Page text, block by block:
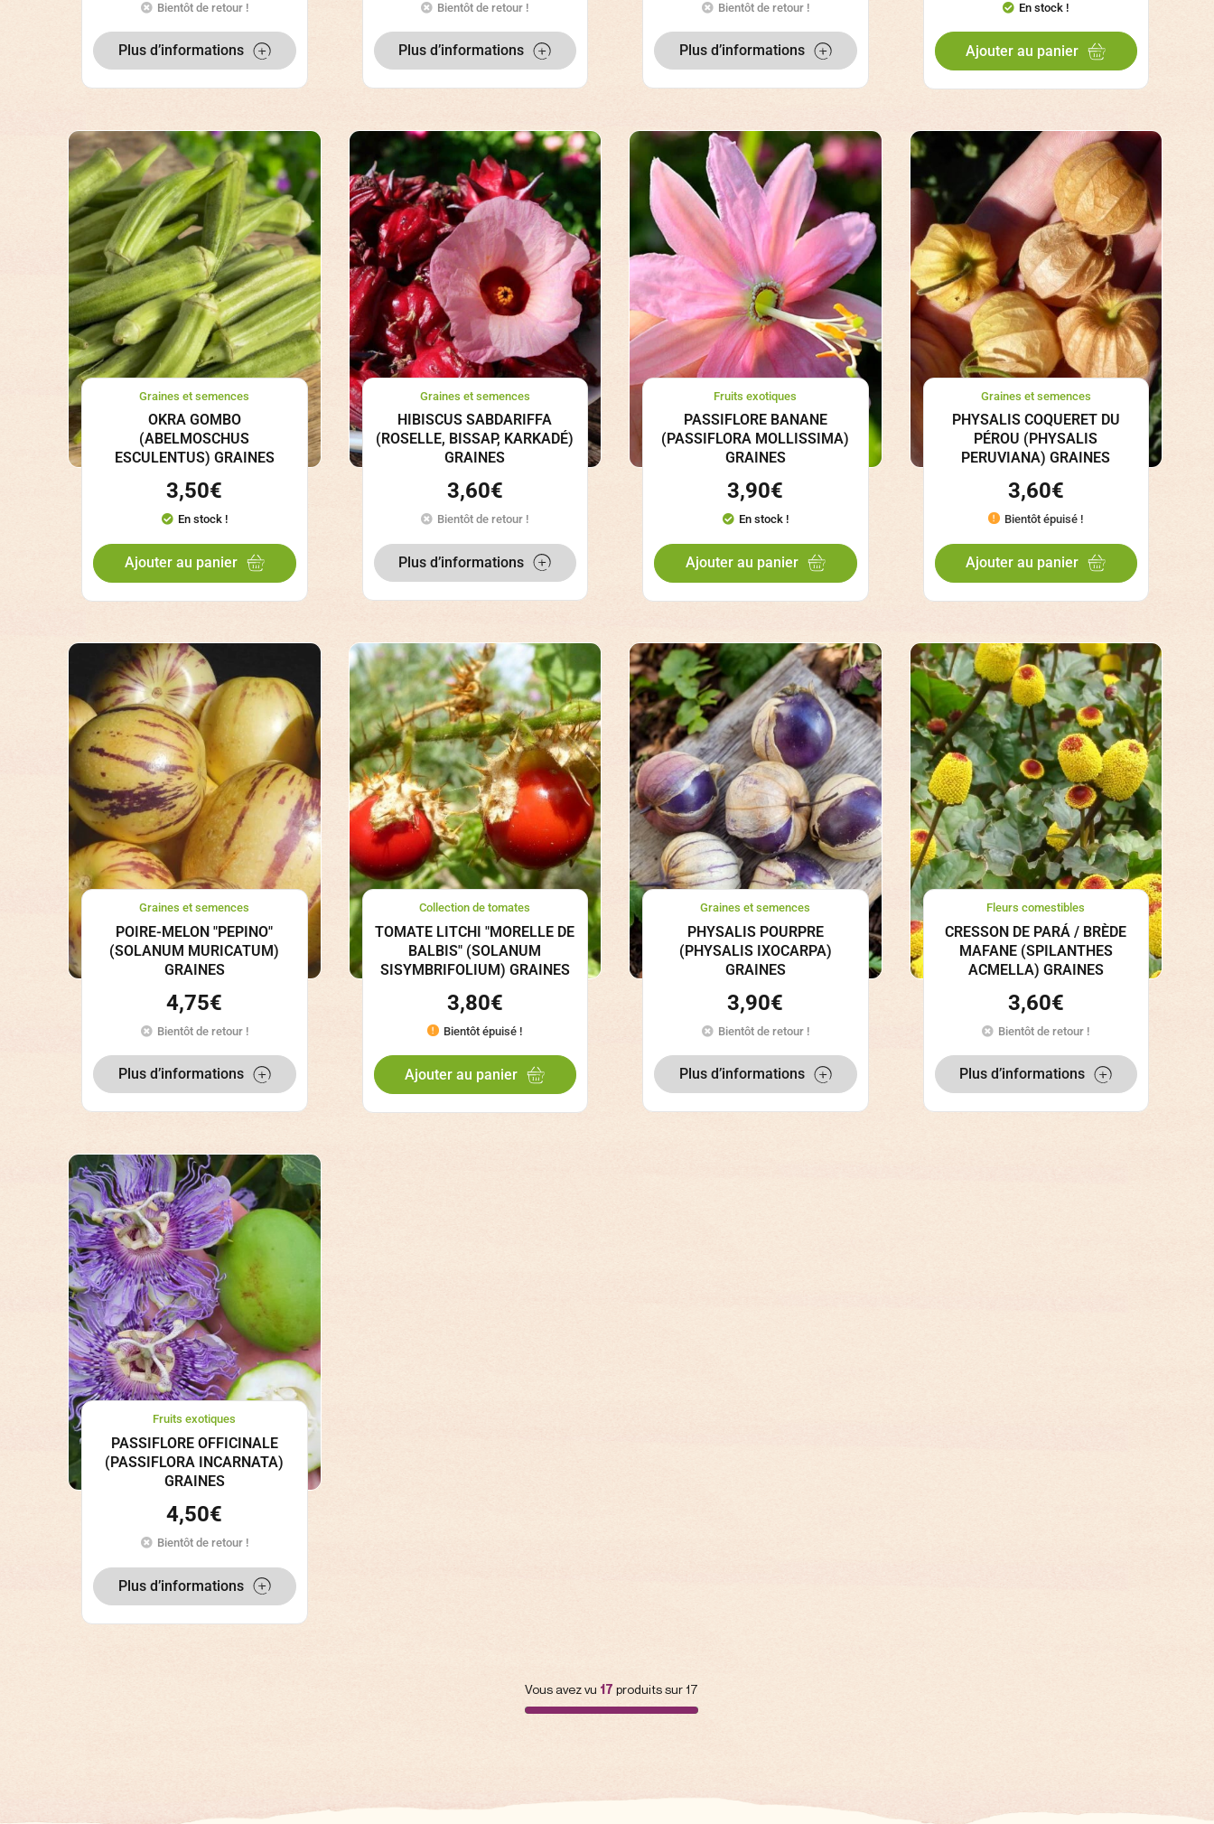
Bientôt de retour !
Plus d’informations
Bientôt de retour !
Plus d’informations
Bientôt de retour !
Plus d’informations
En stock !
Ajouter au panier
Graines et semences
OKRA GOMBO
(ABELMOSCHUS
ESCULENTUS) GRAINES
3,50€
En stock !
Ajouter au panier
Graines et semences
HIBISCUS SABDARIFFA
(ROSELLE, BISSAP, KARKADÉ)
GRAINES
3,60€
Bientôt de retour !
Plus d’informations
Fruits exotiques
PASSIFLORE BANANE
(PASSIFLORA MOLLISSIMA)
GRAINES
3,90€
En stock !
Ajouter au panier
Graines et semences
PHYSALIS COQUERET DU
PÉROU (PHYSALIS
PERUVIANA) GRAINES
3,60€
Bientôt épuisé !
Ajouter au panier
Graines et semences
POIRE-MELON "PEPINO"
(SOLANUM MURICATUM)
GRAINES
4,75€
Bientôt de retour !
Plus d’informations
Collection de tomates
TOMATE LITCHI "MORELLE DE
BALBIS" (SOLANUM
SISYMBRIFOLIUM) GRAINES
3,80€
Bientôt épuisé !
Ajouter au panier
Graines et semences
PHYSALIS POURPRE
(PHYSALIS IXOCARPA)
GRAINES
3,90€
Bientôt de retour !
Plus d’informations
Fleurs comestibles
CRESSON DE PARÁ / BRÈDE
MAFANE (SPILANTHES
ACMELLA) GRAINES
3,60€
Bientôt de retour !
Plus d’informations
Fruits exotiques
PASSIFLORE OFFICINALE
(PASSIFLORA INCARNATA)
GRAINES
4,50€
Bientôt de retour !
Plus d’informations
Vous avez vu 17 produits sur 17